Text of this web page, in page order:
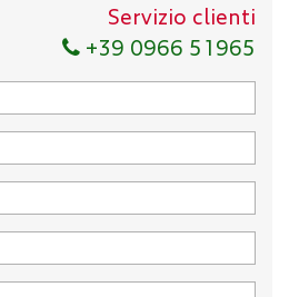
l'informativa privacy*
Servizio clienti
+39 0966 51965